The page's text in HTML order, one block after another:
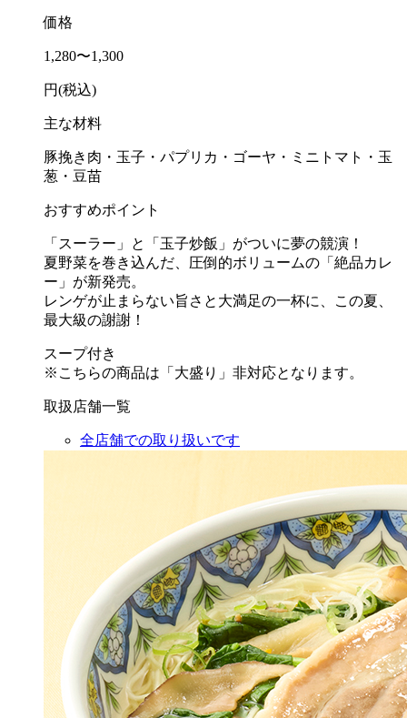
価格
1,280〜1,300
円(税込)
主な材料
豚挽き肉・玉子・パプリカ・ゴーヤ・ミニトマト・玉
葱・豆苗
おすすめポイント
「スーラー」と「玉子炒飯」がついに夢の競演！
夏野菜を巻き込んだ、圧倒的ボリュームの「絶品カレ
ー」が新発売。
レンゲが止まらない旨さと大満足の一杯に、この夏、
最大級の謝謝！
スープ付き
※こちらの商品は「大盛り」非対応となります。
取扱店舗一覧
全店舗での取り扱いです